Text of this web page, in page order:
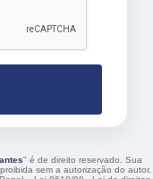
" é de direito reservado. Sua
sem a autorização do autor.